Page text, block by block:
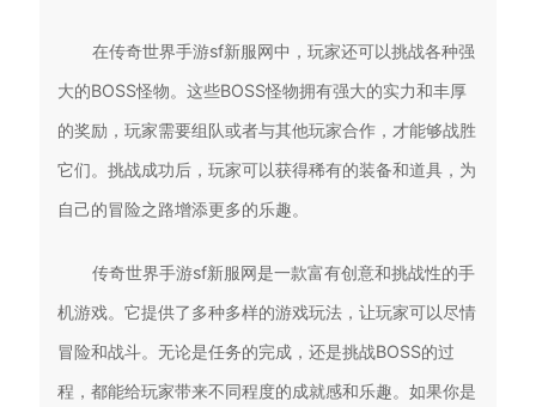
在传奇世界手游sf新服网中，玩家还可以挑战各种强
大的BOSS怪物。这些BOSS怪物拥有强大的实力和丰厚
的奖励，玩家需要组队或者与其他玩家合作，才能够战胜
它们。挑战成功后，玩家可以获得稀有的装备和道具，为
自己的冒险之路增添更多的乐趣。
传奇世界手游sf新服网是一款富有创意和挑战性的手
机游戏。它提供了多种多样的游戏玩法，让玩家可以尽情
冒险和战斗。无论是任务的完成，还是挑战BOSS的过
程，都能给玩家带来不同程度的成就感和乐趣。如果你是